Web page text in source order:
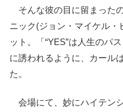
そんな彼の目に留まった
ニック(ジョン・マイケル・
ット。「“YES”は人生のパ
に誘われるように、カール
た。
会場にて、妙にハイテン